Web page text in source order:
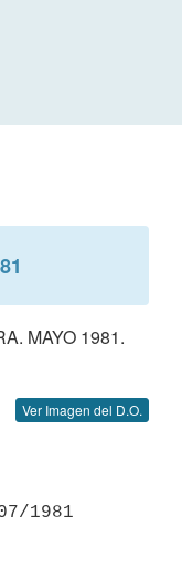
MAYO 1981.
Ver Imagen del D.O.
1981